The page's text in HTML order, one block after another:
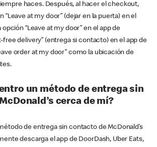
haces. Después, al hacer el checkout,
“Leave at my door” (dejar en la puerta) en el
opción “Leave at my door” en el app de
free delivery” (entrega si contacto) en el app de
order at my door” como la ubicación de
un método de entrega sin
cerca de mí?
de entrega sin contacto de McDonald’s
descarga el app de DoorDash, Uber Eats,